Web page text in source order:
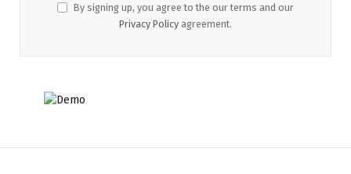
By signing up, you agree to the our terms and our
Privacy Policy agreement.